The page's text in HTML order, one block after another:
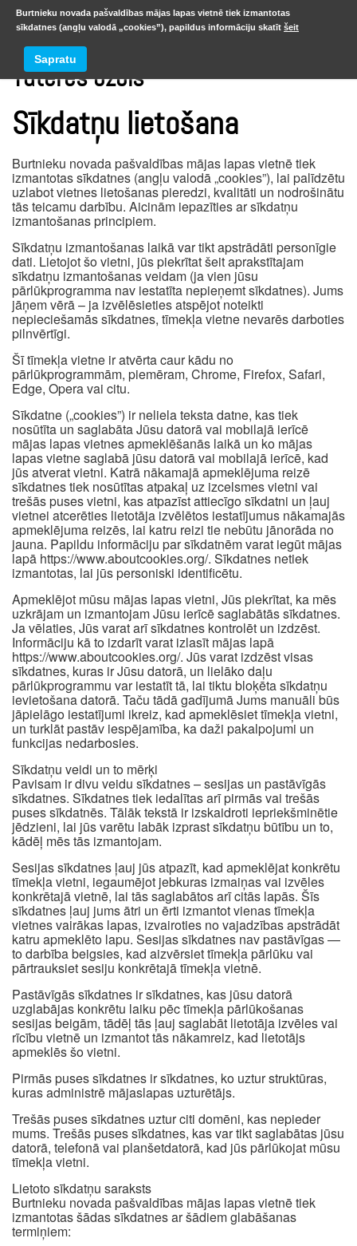
Tūteres ozols
Sīkdatņu lietošana
Burtnieku novada pašvaldības mājas lapas vietnē tiek
izmantotas sīkdatnes (angļu valodā „cookies”), lai palīdzētu
uzlabot vietnes lietošanas pieredzi, kvalitāti un nodrošinātu
tās teicamu darbību. Aicinām iepazīties ar sīkdatņu
izmantošanas principiem.
Sīkdatņu izmantošanas laikā var tikt apstrādāti personīgie
dati. Lietojot šo vietni, jūs piekrītat šeit aprakstītajam
sīkdatņu izmantošanas veidam (ja vien jūsu
pārlūkprogramma nav iestatīta nepieņemt sīkdatnes). Jums
jāņem vērā – ja izvēlēsieties atspējot noteikti
nepieciešamās sīkdatnes, tīmekļa vietne nevarēs darboties
pilnvērtīgi.
Šī tīmekļa vietne ir atvērta caur kādu no
pārlūkprogrammām, piemēram, Chrome, Firefox, Safari,
Edge, Opera vai citu.
Sīkdatne („cookies”) ir neliela teksta datne, kas tiek
nosūtīta un saglabāta Jūsu datorā vai mobilajā ierīcē
mājas lapas vietnes apmeklēšanās laikā un ko mājas
lapas vietne saglabā jūsu datorā vai mobilajā ierīcē, kad
jūs atverat vietni. Katrā nākamajā apmeklējuma reizē
sīkdatnes tiek nosūtītas atpakaļ uz izcelsmes vietni vai
trešās puses vietni, kas atpazīst attiecīgo sīkdatni un ļauj
vietnei atcerēties lietotāja izvēlētos iestatījumus nākamajās
apmeklējuma reizēs, lai katru reizi tie nebūtu jānorāda no
jauna. Papildu informāciju par sīkdatnēm varat iegūt mājas
lapā https://www.aboutcookies.org/. Sīkdatnes netiek
izmantotas, lai jūs personiski identificētu.
Apmeklējot mūsu mājas lapas vietni, Jūs piekrītat, ka mēs
uzkrājam un izmantojam Jūsu ierīcē saglabātās sīkdatnes.
Ja vēlaties, Jūs varat arī sīkdatnes kontrolēt un izdzēst.
Informāciju kā to izdarīt varat izlasīt mājas lapā
https://www.aboutcookies.org/. Jūs varat izdzēst visas
sīkdatnes, kuras ir Jūsu datorā, un lielāko daļu
pārlūkprogrammu var iestatīt tā, lai tiktu bloķēta sīkdatņu
ievietošana datorā. Taču tādā gadījumā Jums manuāli būs
jāpielāgo iestatījumi ikreiz, kad apmeklēsiet tīmekļa vietni,
un turklāt pastāv iespējamība, ka daži pakalpojumi un
funkcijas nedarbosies.
Sīkdatņu veidi un to mērķi
Pavisam ir divu veidu sīkdatnes – sesijas un pastāvīgās
sīkdatnes. Sīkdatnes tiek iedalītas arī pirmās vai trešās
puses sīkdatnēs. Tālāk tekstā ir izskaidroti iepriekšminētie
jēdzieni, lai jūs varētu labāk izprast sīkdatņu būtību un to,
kādēļ mēs tās izmantojam.
Sesijas sīkdatnes ļauj jūs atpazīt, kad apmeklējat konkrētu
tīmekļa vietni, iegaumējot jebkuras izmaiņas vai izvēles
konkrētajā vietnē, lai tās saglabātos arī citās lapās. Šīs
sīkdatnes ļauj jums ātri un ērti izmantot vienas tīmekļa
vietnes vairākas lapas, izvairoties no vajadzības apstrādāt
katru apmeklēto lapu. Sesijas sīkdatnes nav pastāvīgas —
to darbība beigsies, kad aizvērsiet tīmekļa pārlūku vai
pārtrauksiet sesiju konkrētajā tīmekļa vietnē.
Pastāvīgās sīkdatnes ir sīkdatnes, kas jūsu datorā
uzglabājas konkrētu laiku pēc tīmekļa pārlūkošanas
sesijas beigām, tādēļ tās ļauj saglabāt lietotāja izvēles vai
rīcību vietnē un izmantot tās nākamreiz, kad lietotājs
apmeklēs šo vietni.
Pirmās puses sīkdatnes ir sīkdatnes, ko uztur struktūras,
kuras administrē mājaslapas uzturētājs.
Trešās puses sīkdatnes uztur citi domēni, kas nepieder
mums. Trešās puses sīkdatnes, kas var tikt saglabātas jūsu
datorā, telefonā vai planšetdatorā, kad jūs pārlūkojat mūsu
tīmekļa vietni.
Lietoto sīkdatņu saraksts
Burtnieku novada pašvaldības mājas lapas vietnē tiek
izmantotas šādas sīkdatnes ar šādiem glabāšanas
termiņiem:
Burtnieku novada pašvaldības mājas lapas vietnē tiek izmantotas
sīkdatnes (angļu valodā „cookies”), papildus informāciju skatīt šeit
Sapratu